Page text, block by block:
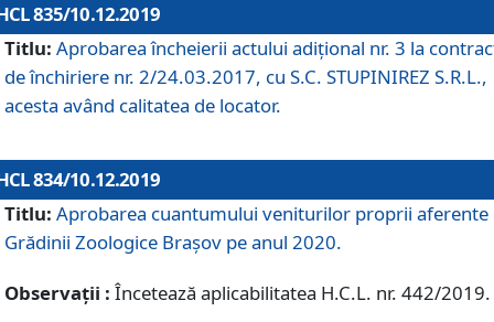
835/10.12.2019
Titlu: Aprobarea încheierii actului adițional nr. 3 la
de închiriere nr. 2/24.03.2017, cu S.C. STUPINIREZ S.R.L.,
acesta având calitatea de locator.
834/10.12.2019
Titlu: Aprobarea cuantumului veniturilor proprii aferente
Grădinii Zoologice Braşov pe anul 2020.
Observații : Încetează aplicabilitatea H.C.L. nr. 442/2019.